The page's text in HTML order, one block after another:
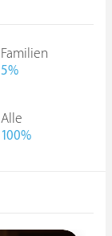
Familien
5%
Alle
100%